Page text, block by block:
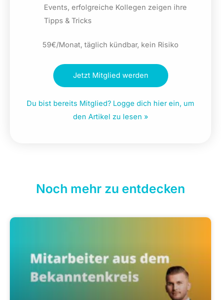
Events, erfolgreiche Kollegen zeigen ihre
Tipps & Tricks
59€/Monat, täglich kündbar, kein Risiko
Jetzt Mitglied werden
Du bist bereits Mitglied? Logge dich hier ein, um
den Artikel zu lesen »
Noch mehr zu entdecken